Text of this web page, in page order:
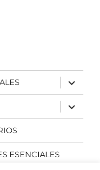
expande
el
menú
inferior
expande
el
menú
ESENCIALES